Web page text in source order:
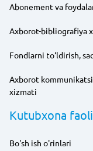
Abonement va
Axborot-bibliografiya
Fondlarni to‘ldirish,
Axborot
xizmati
Kutubxona
Bo'sh ish o'rinlari